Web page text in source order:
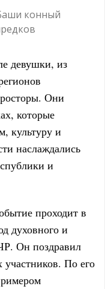
конный
девушки, из
Они
которые
культуру и
наслаждались
и
проходит в
духовного и
Он поздравил
участников. По его